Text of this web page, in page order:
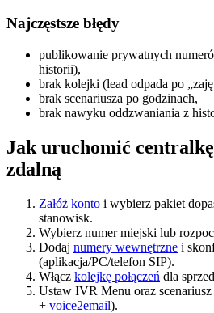
Najczęstsze błędy
publikowanie prywatnych
historii),
brak kolejki (lead odpada po
brak scenariusza po godzinach,
brak nawyku oddzwaniania z
Jak uruchomić
zdalną
Załóż konto i wybierz pakiet
stanowisk.
Wybierz numer miejski lub
Dodaj numery wewnętrzne i
(aplikacja/PC/telefon SIP).
Włącz kolejkę połączeń dla
Ustaw IVR Menu oraz
+ voice2email).